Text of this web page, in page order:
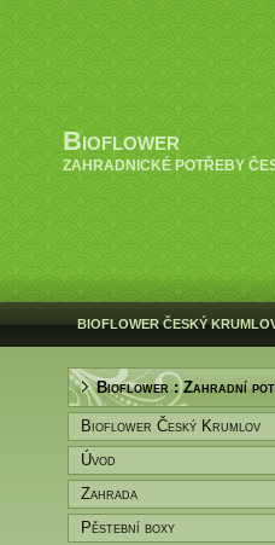
Bioflower
ZAHRADNICKÉ POTŘEBY
BIOFLOWER ČESKÝ
Bioflower : Zahradní
Bioflower Český Krumlov
Úvod
Zahrada
Pěstební boxy